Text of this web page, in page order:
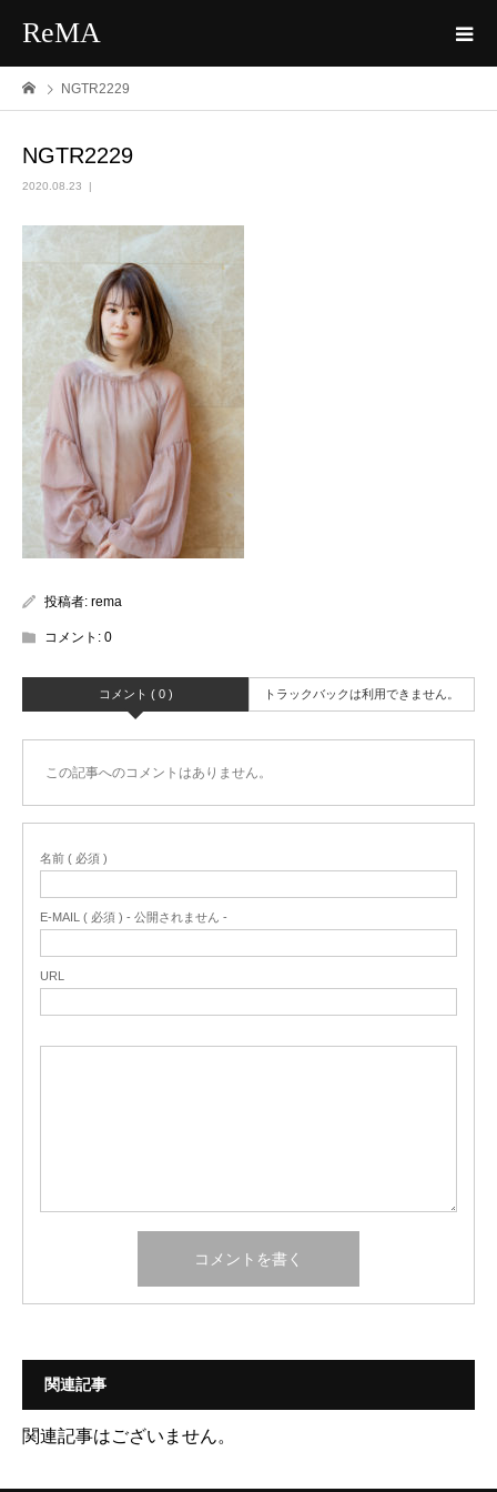
ReMA
NGTR2229
NGTR2229
2020.08.23
投稿者: rema
コメント: 0
コメント ( 0 ) トラックバックは利用できません。
この記事へのコメントはありません。
名前 ( 必須 )
E-MAIL ( 必須 ) - 公開されません -
URL
関連記事
関連記事はございません。